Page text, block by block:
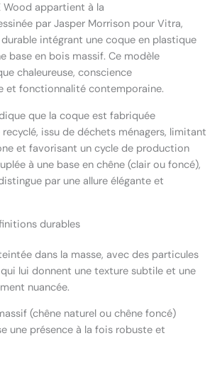
Wood appartient à la
par Jasper Morrison pour Vitra,
intégrant une coque en plastique
base en bois massif. Ce modèle
chaleureuse, conscience
et fonctionnalité contemporaine.
que la coque est fabriquée
issu de déchets ménagers, limitant
et favorisant un cycle de production
à une base en chêne (clair ou foncé),
par une allure élégante et
durables
dans la masse, avec des particules
lui donnent une texture subtile et une
nuancée.
(chêne naturel ou chêne foncé)
une présence à la fois robuste et